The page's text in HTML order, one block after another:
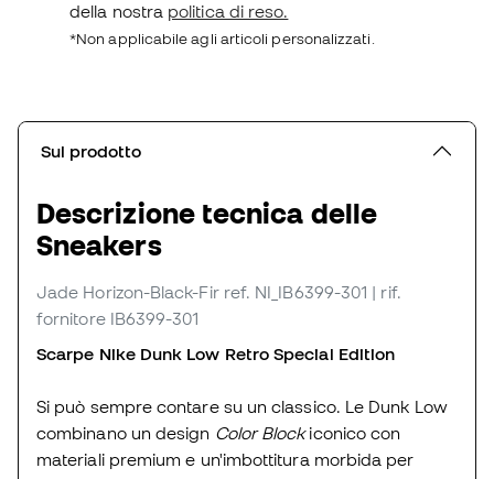
della nostra politica di reso.
*Non applicabile agli articoli personalizzati.
Sul prodotto
Descrizione tecnica delle
Sneakers
Jade Horizon-Black-Fir ref. NI_IB6399-301 | rif.
fornitore IB6399-301
Scarpe Nike Dunk Low Retro Special Edition
Si può sempre contare su un classico. Le Dunk Low
combinano un design Color Blockiconico con
materiali premium e un'imbottitura morbida per